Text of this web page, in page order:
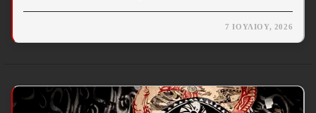
7 ΙΟΥΛΊΟΥ, 2026